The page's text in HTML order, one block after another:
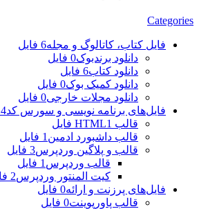
Categories
فایل کتاب، کاتالوگ و مجله6 فایل
دانلود برندبوک0 فایل
دانلود کتاب6 فایل
دانلود کمیک بوک0 فایل
دانلود مجلات خارجی0 فایل
فایل‌های برنامه نویسی و سورس کد4 فایل
قالب HTML 1 فایل
قالب داشبورد ادمین 1 فایل
قالب و پلاگین وردپرس3 فایل
قالب وردپرس 1 فایل
کیت المنتور وردپرس2 فایل
فایل‌های پرزنت و ارائه0 فایل
قالب پاورپوینت0 فایل